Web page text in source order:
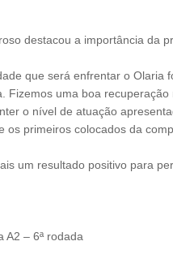
destacou a importância da
que será enfrentar o Olaria
Fizemos uma boa
o nível de atuação
os primeiros colocados da
um resultado positivo para
A2 – 6ª rodada